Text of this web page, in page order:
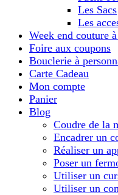
Les Sacs
Les
Week end couture
Foire aux coupons
Bouclerie à
Carte Cadeau
Mon compte
Panier
Blog
Coudre de la
Encadrer un
Réaliser un
Poser un
Utiliser un
Utiliser un